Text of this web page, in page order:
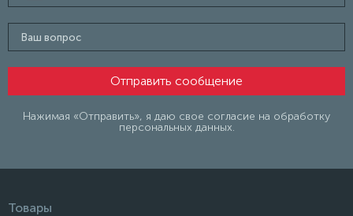
Нажимая «Отправить», я даю свое согласие на обработку
персональных данных.
Товары